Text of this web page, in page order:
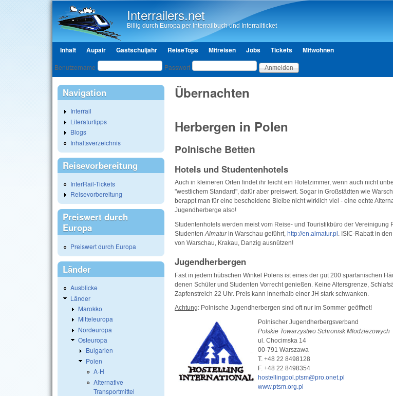
Interrailers.net
Billig durch Europa per Interrailbuch und Interrailticket
Hauptmenü
Inhalt Aupair Gastschuljahr ReiseTops Mitreisen Jobs Tickets Mitwohnen
Benutzeranmeldung
Benutzername Passwort
Übernachten
Herbergen in Polen
Polnische Betten
Hotels und Studentenhotels
Auch in kleineren Orten findet ihr leicht ein Hotelzimmer, wenn auch nicht
"westlichem Standard", dafür aber preiswert. Sogar in Großstädten wie
berappt man für eine bescheidene Bleibe nicht wirklich viel - eine echte
Jugendherberge also!
Studentenhotels werden meist vom Reise- und Touristikbüro der Vereinigung
StudentenAlmaturin Warschau geführt, http://en.almatur.pl . ISIC-Rabatt in
von Warschau, Krakau, Danzig ausnützen!
Jugendherbergen
Fast in jedem hübschen Winkel Polens ist eines der gut 200 spartanischen
denen Schüler und Studenten Vorrecht genießen. Keine Altersgrenze,
Zapfenstreich 22 Uhr. Preis kann innerhalb einer JH stark schwanken.
Achtung: Polnische Jugendherbergen sind oft nur im Sommer geöffnet!
Polnischer Jugendherbergsverband
Polskie Towarzystwo Schronisk Mlodziezowych
ul. Chocimska 14
00-791 Warszawa
T. +48 22 8498128
F. +48 22 8498354
hostellingpol.ptsm@pro.onet.pl
www.ptsm.org.pl
Navigation
Interrail
Literaturtipps
Blogs
Inhaltsverzeichnis
Reisevorbereitung
InterRail-Tickets
Reisevorbereitung
Preiswert durch
Europa
Preiswert durch Europa
Länder
Ausblicke
Länder
Marokko
Mitteleuropa
Nordeuropa
Osteuropa
Bulgarien
Polen
A-H
Alternative
Transportmittel